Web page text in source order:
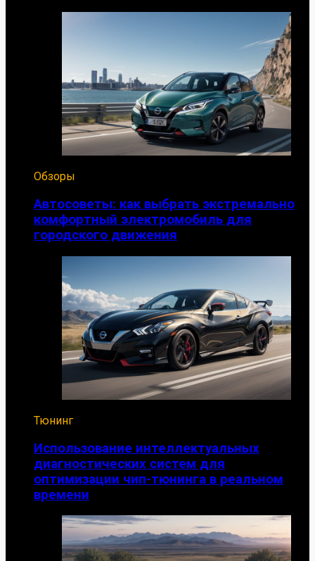
Обзоры
Автосоветы: как выбрать экстремально
комфортный электромобиль для
городского движения
Тюнинг
Использование интеллектуальных
диагностических систем для
оптимизации чип-тюнинга в реальном
времени